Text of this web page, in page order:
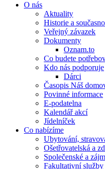
O nás
Aktuality
Historie a
Veřejný závazek
Dokumenty
Oznam.to
Co budete
Kdo nás podporuje
Dárci
Časopis Náš
Povinné informace
E-podatelna
Kalendář akcí
Jídelníček
Co nabízíme
Ubytování,
Ošetřovatelská a
Společenské a
Fakultativní služby